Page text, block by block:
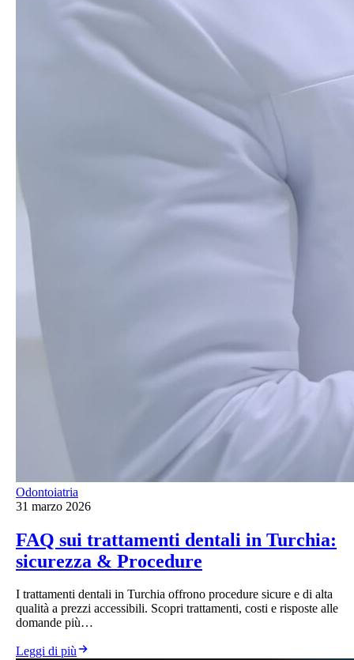
Odontoiatria
31 marzo 2026
FAQ sui trattamenti dentali in Turchia:
sicurezza & Procedure
I trattamenti dentali in Turchia offrono procedure sicure e di alta
qualità a prezzi accessibili. Scopri trattamenti, costi e risposte alle
domande più…
Leggi di più